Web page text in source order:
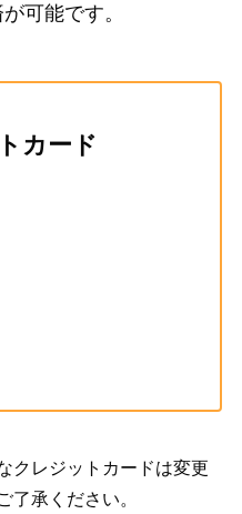
可能です。
カード
クレジットカードは変更
了承ください。